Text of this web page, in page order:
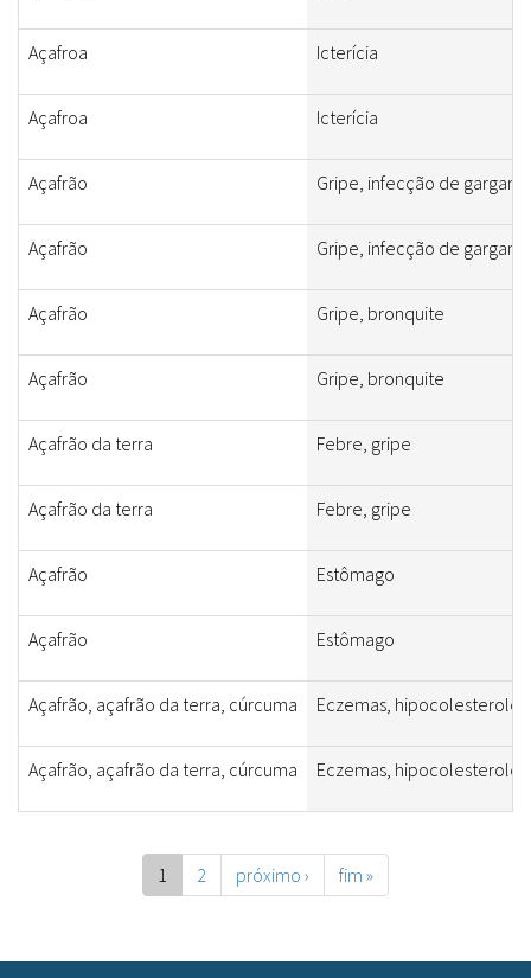
Açafroa Icterícia
Açafroa Icterícia
Açafrão Gripe, infecção de garganta
Açafrão Gripe, infecção de garganta
Açafrão Gripe, bronquite
Açafrão Gripe, bronquite
Açafrão da terra Febre, gripe
Açafrão da terra Febre, gripe
Açafrão Estômago
Açafrão Estômago
Açafrão, açafrão da terra, cúrcuma Eczemas,
Açafrão, açafrão da terra, cúrcuma Eczemas,
1 2 próximo › fim »